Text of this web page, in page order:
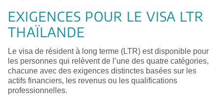
EXIGENCES POUR LE VISA LTR
THAÏLANDE
Le visa de résident à long terme (LTR) est disponible pour
les personnes qui relèvent de l’une des quatre catégories,
chacune avec des exigences distinctes basées sur les
actifs financiers, les revenus ou les qualifications
professionnelles.